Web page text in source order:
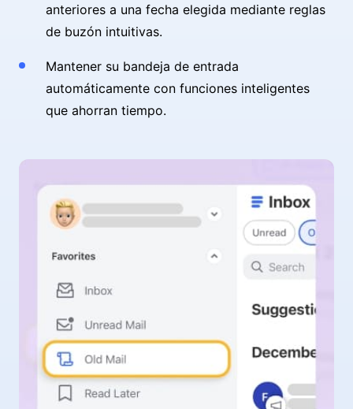
anteriores a una fecha elegida mediante reglas
de buzón intuitivas.
Mantener su bandeja de entrada
automáticamente con funciones inteligentes
que ahorran tiempo.